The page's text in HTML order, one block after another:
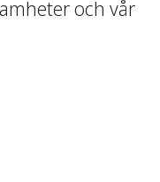
och vår